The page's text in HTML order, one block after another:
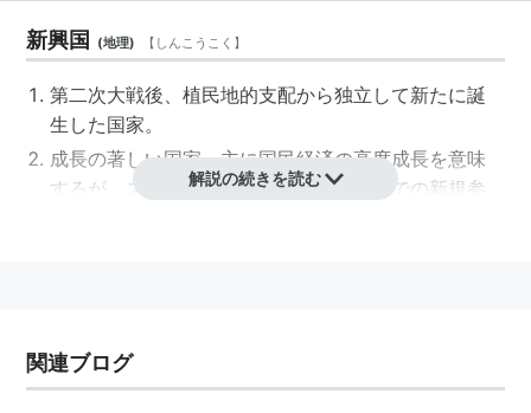
新興国 (地理) 【 しんこうこく 】
第二次大戦後、植民地的支配から独立して新たに誕
生した国家。
成長の著しい国家。主に国民経済の高度成長を意味
するが、スポーツなどの国際ランキングでの新規参
解説の続きを読む
関連ブログ